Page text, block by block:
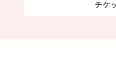
チケ